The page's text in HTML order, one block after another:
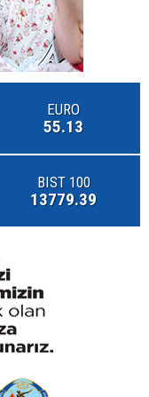
EURO
55.13
BIST 100
13779.39